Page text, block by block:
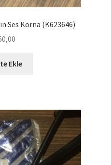
Ses Korna (K623646)
Ekle